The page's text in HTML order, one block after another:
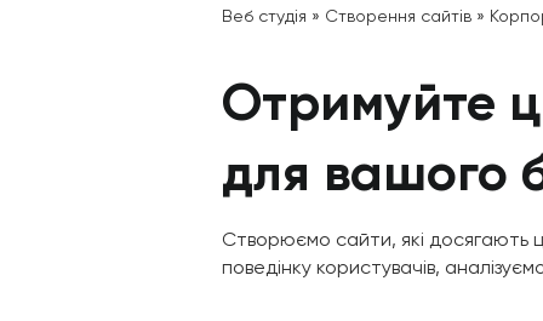
Веб студія » Створення сайтів »
Отримуйте
для вашого
Створюємо сайти, які досягають
поведінку користувачів,